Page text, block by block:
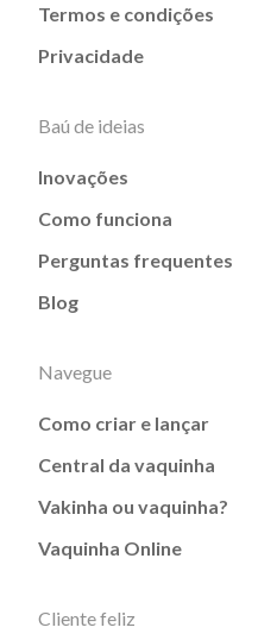
Termos e condições
Privacidade
Baú de ideias
Inovações
Como funciona
Perguntas frequentes
Blog
Navegue
Como criar e lançar
Central da vaquinha
Vakinha ou vaquinha?
Vaquinha Online
Cliente feliz